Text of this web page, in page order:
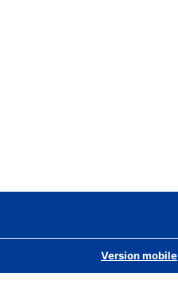
Version mobile